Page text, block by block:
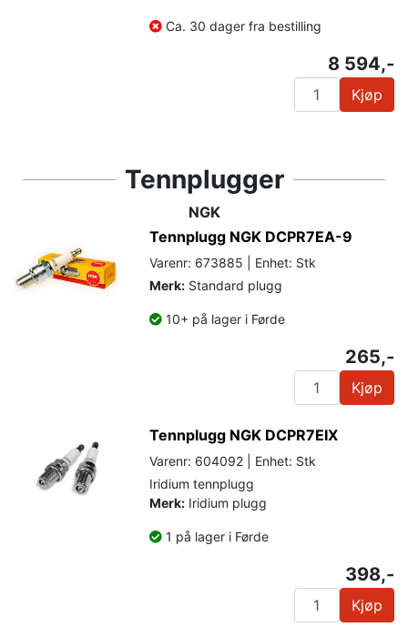
Ca. 30 dager fra bestilling
8 594,-
Kjøp
Tennplugger
NGK
Tennplugg NGK DCPR7EA-9
Varenr: 673885 | Enhet: Stk
Merk: Standard plugg
10+ på lager i Førde
265,-
Kjøp
Tennplugg NGK DCPR7EIX
Varenr: 604092 | Enhet: Stk
Iridium tennplugg
Merk: Iridium plugg
1 på lager i Førde
398,-
Kjøp